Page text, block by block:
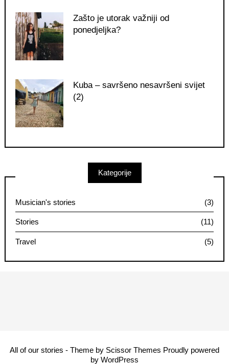
Zašto je utorak važniji od
ponedjeljka?
Kuba – savršeno nesavršeni svijet
(2)
Kategorije
Musician's stories (3)
Stories (11)
Travel (5)
All of our stories - Theme by Scissor Themes Proudly powered
by WordPress